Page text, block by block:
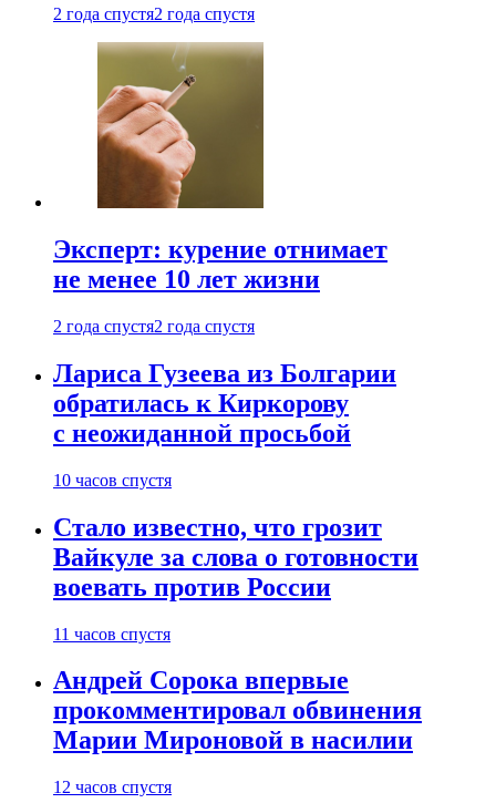
2 года спустя2 года спустя
Эксперт: курение отнимает
не менее 10 лет жизни
2 года спустя2 года спустя
Лариса Гузеева из Болгарии
обратилась к Киркорову
с неожиданной просьбой
10 часов спустя
Стало известно, что грозит
Вайкуле за слова о готовности
воевать против России
11 часов спустя
Андрей Сорока впервые
прокомментировал обвинения
Марии Мироновой в насилии
12 часов спустя